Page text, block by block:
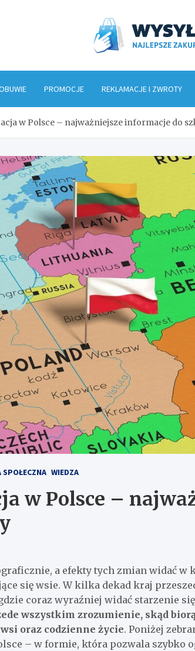
PROMOCJE REKLAMACJE I ZWROTY
w Polsce – najważniejsze informacje do
SPOŁECZNA WIEDZA
w Polsce –
a efekty tych zmian widać w
się wsie. W kilka dekad kraj
coraz wyraźniej widać starzenie
wszystkim zrozumienie, skąd
oraz codzienne życie. Poniżej
– w formie, która pozwala szybko